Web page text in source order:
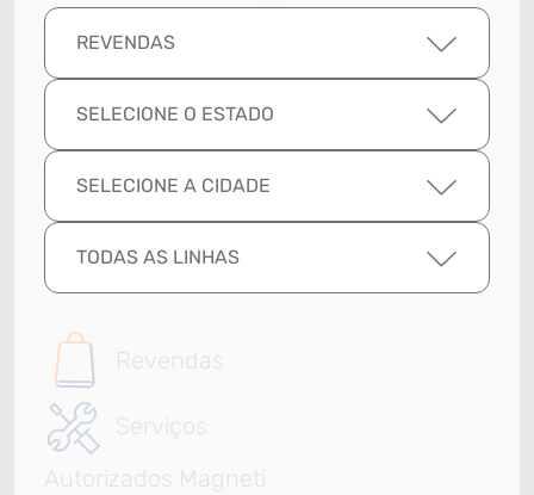
REVENDAS
SELECIONE O ESTADO
SELECIONE A CIDADE
TODAS AS LINHAS
Revendas
Serviços
Autorizados Magneti